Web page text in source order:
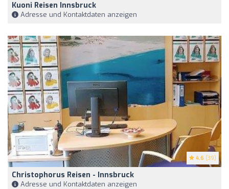
Kuoni Reisen Innsbruck
Adresse und Kontaktdaten anzeigen
4.6 (39)
Christophorus Reisen - Innsbruck
Adresse und Kontaktdaten anzeigen